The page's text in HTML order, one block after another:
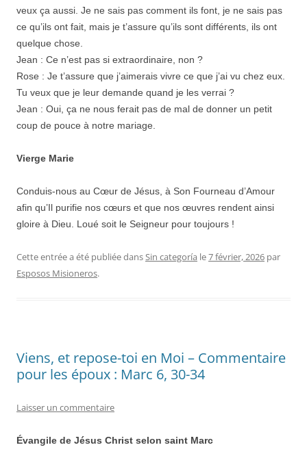
veux ça aussi. Je ne sais pas comment ils font, je ne sais pas
ce qu’ils ont fait, mais je t’assure qu’ils sont différents, ils ont
quelque chose.
Jean : Ce n’est pas si extraordinaire, non ?
Rose : Je t’assure que j’aimerais vivre ce que j’ai vu chez eux.
Tu veux que je leur demande quand je les verrai ?
Jean : Oui, ça ne nous ferait pas de mal de donner un petit
coup de pouce à notre mariage.
Vierge Marie
Conduis-nous au Cœur de Jésus, à Son Fourneau d’Amour
afin qu’Il purifie nos cœurs et que nos œuvres rendent ainsi
gloire à Dieu. Loué soit le Seigneur pour toujours !
Cette entrée a été publiée dansSin categoría le7 février, 2026 par
Esposos Misioneros.
Viens, et repose-toi en Moi – Commentaire
pour les époux : Marc 6, 30-34
Laisser un commentaire
Évangile de Jésus Christ selon saint Marc